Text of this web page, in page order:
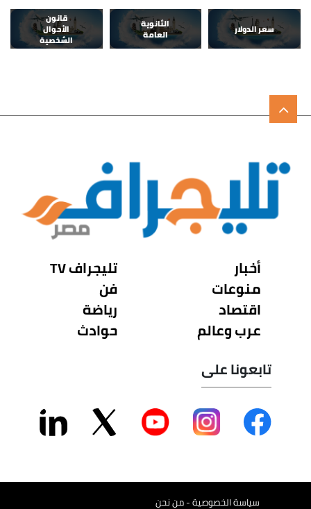
سعر الدولار
الثانوية
العامة
قانون
الأحوال
الشخصية
أخبار
منوعات
اقتصاد
عرب وعالم
تليجراف TV
فن
رياضة
حوادث
تابعونا على
سياسة الخصوصية - من نحن